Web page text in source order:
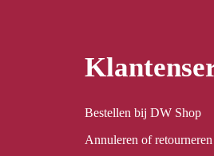
Bestellen bij DW Shop
Annuleren of retourneren